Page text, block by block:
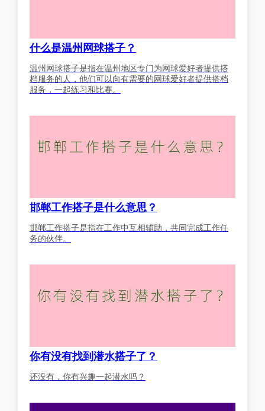
什么是温州网球搭子？
温州网球搭子是指在温州地区专门为网球爱好者提供搭
档服务的人，他们可以向有需要的网球爱好者提供搭档
服务，一起练习和比赛。
邯郸工作搭子是什么意思？
邯郸工作搭子是指在工作中互相辅助，共同完成工作任
务的伙伴。
你有没有找到潜水搭子了？
还没有，你有兴趣一起潜水吗？